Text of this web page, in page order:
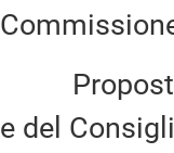
Proposta
e del